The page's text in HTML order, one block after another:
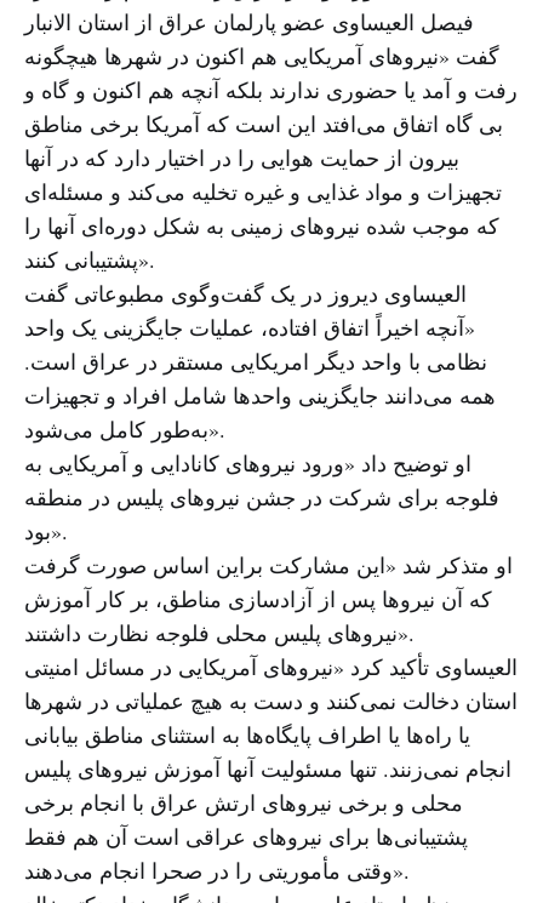
فیصل العیساوی عضو پارلمان عراق از استان الانبار
گفت «نیروهای آمریکایی هم اکنون در شهرها هیچگونه
رفت و آمد یا حضوری ندارند بلکه آنچه هم اکنون و گاه و
بی گاه اتفاق می‌افتد این است که آمریکا برخی مناطق
بیرون از حمایت هوایی را در اختیار دارد که در آنها
تجهیزات و مواد غذایی و غیره تخلیه می‌کند و مسئله‌ای
که موجب شده نیروهای زمینی به شکل دوره‌ای آنها را
پشتیبانی کنند».
العیساوی دیروز در یک گفت‌وگوی مطبوعاتی گفت
«آنچه اخیراً اتفاق افتاده، عملیات جایگزینی یک واحد
نظامی با واحد دیگر امریکایی مستقر در عراق است.
همه می‌دانند جایگزینی واحدها شامل افراد و تجهیزات
به‌طور کامل می‌شود».
او توضیح داد «ورود نیروهای کانادایی و آمریکایی به
فلوجه برای شرکت در جشن نیروهای پلیس در منطقه
بود».
او متذکر شد «این مشارکت براین اساس صورت گرفت
که آن نیروها پس از آزادسازی مناطق، بر کار آموزش
نیروهای پلیس محلی فلوجه نظارت داشتند».
العیساوی تأکید کرد «نیروهای آمریکایی در مسائل امنیتی
استان دخالت نمی‌کنند و دست به هیچ عملیاتی در شهرها
یا راه‌ها یا اطراف پایگاه‌ها به استثنای مناطق بیابانی
انجام نمی‌زنند. تنها مسئولیت آنها آموزش نیروهای پلیس
محلی و برخی نیروهای ارتش عراق با انجام برخی
پشتیبانی‌ها برای نیروهای عراقی است آن هم فقط
وقتی مأموریتی را در صحرا انجام می‌دهند».